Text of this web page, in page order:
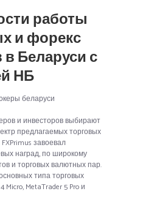
работы
и форекс
Беларуси с
НБ
и инвесторов выбирают
предлагаемых торговых
завоевал
наград, по широкому
и торговых валютных пар.
типа торговых
Micro, MetaTrader 5 Pro и